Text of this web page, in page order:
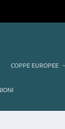
COPPE EUROPEE